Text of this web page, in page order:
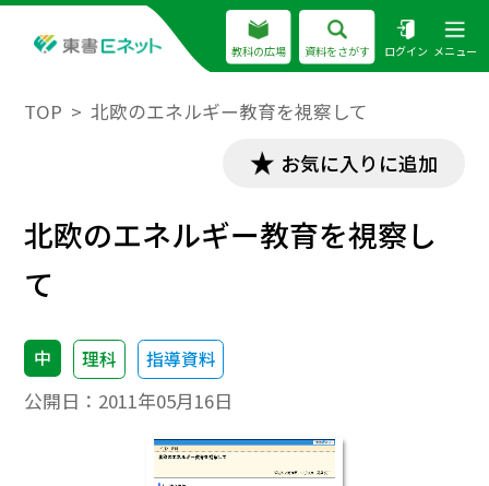
教科の広場 資料をさがす ログイン メニュー
TOP 北欧のエネルギー教育を視察して
お気に入りに追加
北欧のエネルギー教育を視察し
て
中 理科 指導資料
公開日： 2011年05月16日